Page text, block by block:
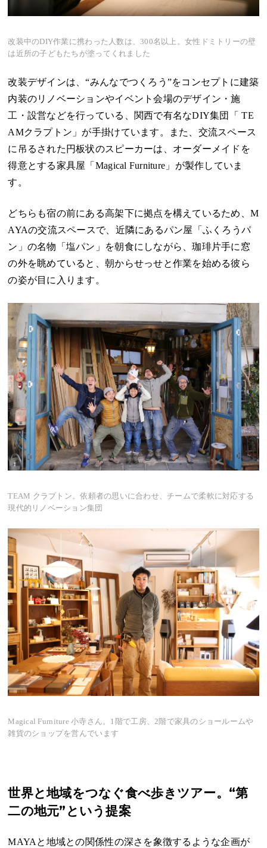
改装中のDIY作業に携わった人数は、300名以上。女性ドミトリーの壁
は近所の子どもたちが塗ってくれました
改装デザインは、“みんなでつくろう”をコンセプトに建築
内装のリノベーションやイベント会場のデザイン・施
工・設営などを行っている、関西で有名なDIY集団「TE
AMクラプトン 」が手掛けています。また、交流スペース
に吊るされた円板状のスピーカーは、オーダーメイドを
得意とする家具屋「 Magical Furniture 」が製作していま
す。
どちらも宿の前にある高架下に拠点を構えているため、M
AYAの交流スペースで、近隣にあるパン屋「ふくろうパ
ン」の名物「塩パン」を朝食にしながら、珈琲片手に窓
の外を眺めていると、朝からせっせと作業を始める彼ら
の姿が目に入ります。
TEAM クラプトン。依頼者の思いに合わせ、チームで柔軟に対応する
現代的リノベーション集団
Magical Furniture 小寺さん。1階で工房、2階で家具のショールームや
雑貨のショップを営んでいます
世界と地域をつなぐ食べ歩きツアー。“第
二の地元”という提案
MAYAと地域との関係性の深さを象徴するような企画が